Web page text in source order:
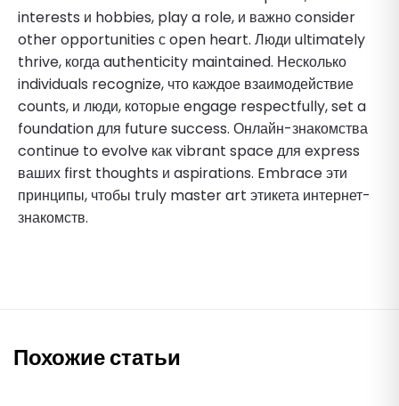
interests и hobbies, play a role, и важно consider
other opportunities с open heart. Люди ultimately
thrive, когда authenticity maintained. Несколько
individuals recognize, что каждое взаимодействие
counts, и люди, которые engage respectfully, set a
foundation для future success. Онлайн-знакомства
continue to evolve как vibrant space для express
ваших first thoughts и aspirations. Embrace эти
принципы, чтобы truly master art этикета интернет-
знакомств.
Похожие статьи